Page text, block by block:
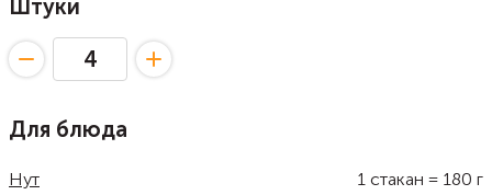
Штуки
Для блюда
Нут 1 стакан = 180 г